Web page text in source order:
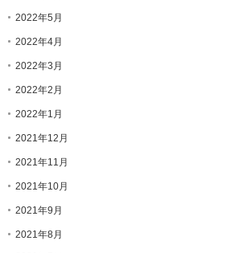
2022年5月
2022年4月
2022年3月
2022年2月
2022年1月
2021年12月
2021年11月
2021年10月
2021年9月
2021年8月